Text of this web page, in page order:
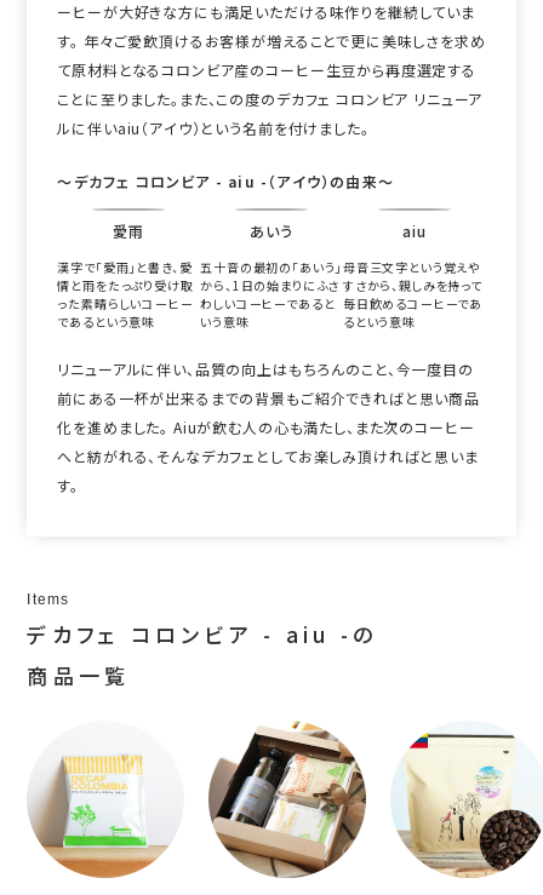
ーヒーが大好きな方にも満足いただける味作りを継続していま
す。 年々ご愛飲頂けるお客様が増えることで更に美味しさを求め
て原材料となるコロンビア産のコーヒー生豆から再度選定する
ことに至りました。また、この度のデカフェ コロンビア リニューア
ルに伴いaiu（アイウ）という名前を付けました。
～デカフェ コロンビア - aiu -（アイウ）の由来～
愛雨
漢字で「愛雨」と書き、愛
情と雨をたっぷり受け取
った素晴らしいコーヒー
であるという意味
あいう
五十音の最初の「あいう」
から、1日の始まりにふさ
わしいコーヒーであると
いう意味
aiu
母音三文字という覚えや
すさから、親しみを持って
毎日飲めるコーヒーであ
るという意味
リニューアルに伴い、品質の向上はもちろんのこと、今一度目の
前にある一杯が出来るまでの背景もご紹介できればと思い商品
化を進めました。 Aiuが飲む人の心も満たし、また次のコーヒー
へと紡がれる、そんなデカフェとしてお楽しみ頂ければと思いま
す。
Items
デカフェ コロンビア - aiu -の
商品一覧